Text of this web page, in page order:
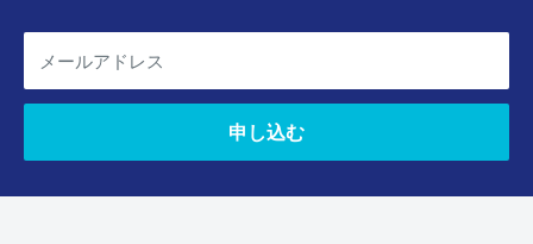
メールアドレス
申し込む